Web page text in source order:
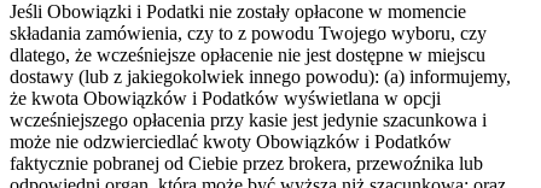
Jeśli Obowiązki i Podatki nie zostały opłacone w momencie
składania zamówienia, czy to z powodu Twojego wyboru, czy
dlatego, że wcześniejsze opłacenie nie jest dostępne w miejscu
dostawy (lub z jakiegokolwiek innego powodu): (a) informujemy,
że kwota Obowiązków i Podatków wyświetlana w opcji
wcześniejszego opłacenia przy kasie jest jedynie szacunkowa i
może nie odzwierciedlać kwoty Obowiązków i Podatków
faktycznie pobranej od Ciebie przez brokera, przewoźnika lub